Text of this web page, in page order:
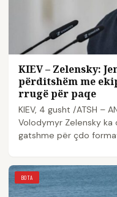
KIEV – Zelensky:
përditshëm me
rrugë për paqe
KIEV, 4 gusht /ATSH –
Volodymyr Zelensky ka
gatshme për çdo
BOTA